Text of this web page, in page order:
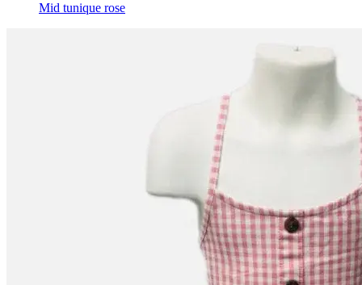
Mid tunique rose